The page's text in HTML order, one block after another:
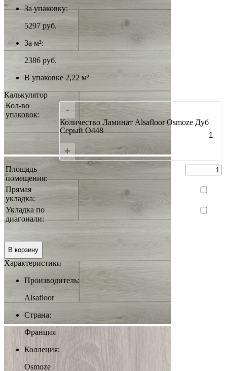
За упаковку:
5297 руб.
За м²:
2386 руб.
В упаковке 2,22 м²
Калькулятор
Кол-во
упаковок:
-
Количество Ламинат Alsafloor Osmoze Дуб
Серый О448
+
Площадь
помещения:
Прямая
укладка:
Укладка по
диагонали:
В корзину
Характеристики
Производитель:
Alsafloor
Страна:
Франция
Коллеция:
Osmoze